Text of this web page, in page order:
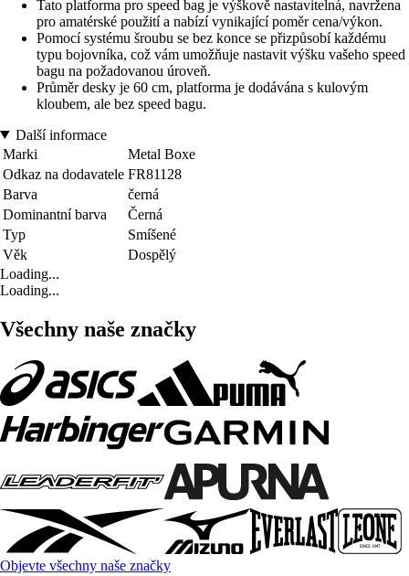
Tato platforma pro speed bag je výškově nastavitelná, navržena
pro amatérské použití a nabízí vynikající poměr cena/výkon.
Pomocí systému šroubu se bez konce se přizpůsobí každému
typu bojovníka, což vám umožňuje nastavit výšku vašeho speed
bagu na požadovanou úroveň.
Průměr desky je 60 cm, platforma je dodávána s kulovým
kloubem, ale bez speed bagu.
Další informace
Marki
Metal Boxe
Odkaz na dodavatele FR81128
Barva
černá
Dominantní barva
Černá
Typ
Smíšené
Věk
Dospělý
Loading...
Loading...
Všechny naše značky
Objevte všechny naše značky